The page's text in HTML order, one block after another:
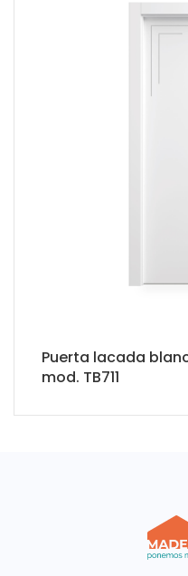
Puerta lacada
mod. TB711